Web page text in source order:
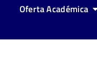
Oferta Académica